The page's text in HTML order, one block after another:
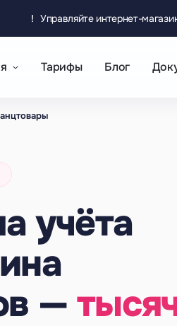
! Управляйте интернет-
Тарифы Блог
учёта
—